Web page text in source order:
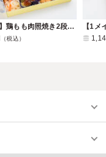
【1メイン】鶏もも肉照焼き2段弁当
（税込）